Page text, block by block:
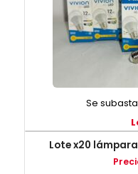
Se
Lote x20